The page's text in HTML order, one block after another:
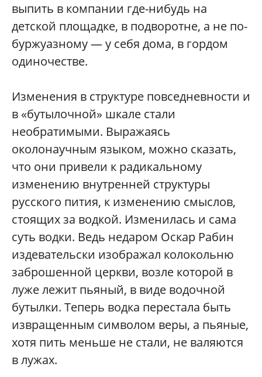
выпить в компании где-нибудь на
детской площадке, в подворотне, а не по-
буржуазному — у себя дома, в гордом
одиночестве.
Изменения в структуре повседневности и
в «бутылочной» шкале стали
необратимыми. Выражаясь
околонаучным языком, можно сказать,
что они привели к радикальному
изменению внутренней структуры
русского пития, к изменению смыслов,
стоящих за водкой. Изменилась и сама
суть водки. Ведь недаром Оскар Рабин
издевательски изображал колокольню
заброшенной церкви, возле которой в
луже лежит пьяный, в виде водочной
бутылки. Теперь водка перестала быть
извращенным символом веры, а пьяные,
хотя пить меньше не стали, не валяются
в лужах.